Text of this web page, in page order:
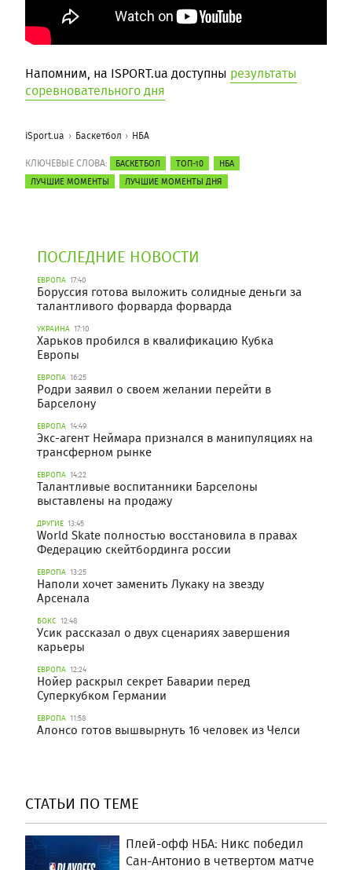
Напомним, на ISPORT.ua доступны результаты
соревновательного дня
iSport.ua Баскетбол НБА
КЛЮЧЕВЫЕ СЛОВА: БАСКЕТБОЛ ТОП-10
НБА
ЛУЧШИЕ МОМЕНТЫ
ЛУЧШИЕ МОМЕНТЫ ДНЯ
ПОСЛЕДНИЕ НОВОСТИ
ЕВРОПА 17:40
Боруссия готова выложить солидные деньги за
талантливого форварда форварда
УКРАИНА 17:10
Харьков пробился в квалификацию Кубка
Европы
ЕВРОПА 16:25
Родри заявил о своем желании перейти в
Барселону
ЕВРОПА 14:49
Экс-агент Неймара признался в манипуляциях на
трансферном рынке
ЕВРОПА 14:22
Талантливые воспитанники Барселоны
выставлены на продажу
ДРУГИЕ 13:45
World Skate полностью восстановила в правах
Федерацию скейтбординга россии
ЕВРОПА 13:25
Наполи хочет заменить Лукаку на звезду
Арсенала
БОКС 12:48
Усик рассказал о двух сценариях завершения
карьеры
ЕВРОПА 12:24
Нойер раскрыл секрет Баварии перед
Суперкубком Германии
ЕВРОПА 11:58
Алонсо готов вышвырнуть 16 человек из Челси
СТАТЬИ ПО ТЕМЕ
Плей-офф НБА: Никс победил
Сан-Антонио в четвертом матче